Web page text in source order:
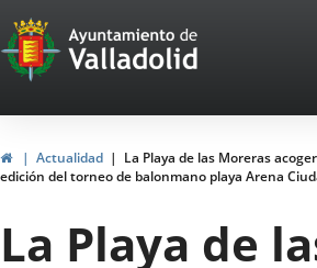
Portal
Web
del
Ayuntamiento
de
Valladolid
HomeActualidad
La Playa de las Moreras
edición del torneo de balonmano playa Arena
La Playa de